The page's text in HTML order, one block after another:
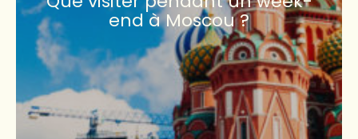
end à Moscou ?